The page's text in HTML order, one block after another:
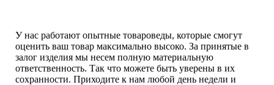
У нас работают опытные товароведы, которые смогут
оценить ваш товар максимально высоко. За принятые в
залог изделия мы несем полную материальную
ответственность. Так что можете быть уверены в их
сохранности. Приходите к нам любой день недели и